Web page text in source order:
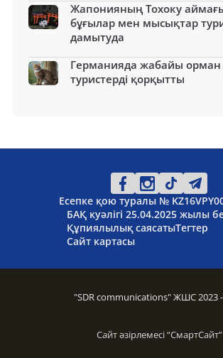
Жапонияның Тохоку
бұғылар мен мысықтар
дамытуда
Германияда жабайы
туристерді қорқытты
Есепке қою туралы №
БАҚ куәлігі 25.04.2025 жылы
Құпиялылық саясатыТегтер
Сайт картасы
"SDR communications" ЖШС 2023
Сайт әзірлемесі “СмартСайт”